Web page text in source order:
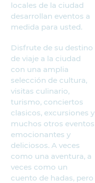
locales de la ciudad
desarrollan eventos a
medida para usted.
Disfrute de su destino
de viaje a la ciudad
con una amplia
selección de cultura,
visitas culinario,
turismo, conciertos
clasicos, excursiones y
muchos otros eventos
emocionantes y
deliciosos. A veces
como una aventura, a
veces como un
cuento de hadas, pero